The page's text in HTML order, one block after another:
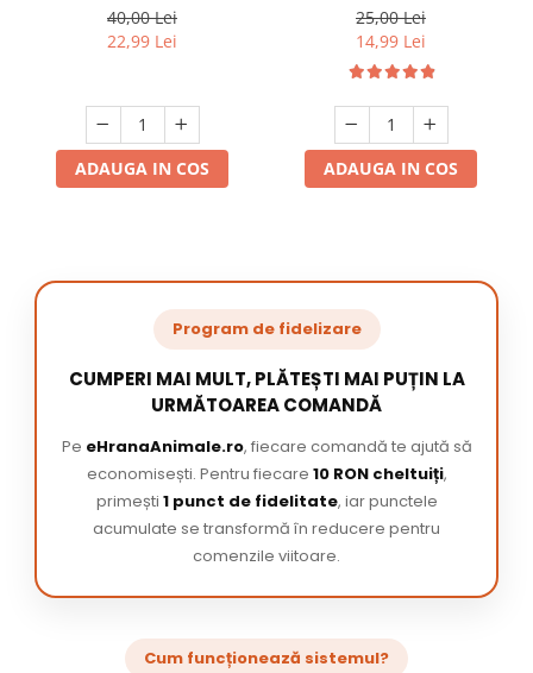
220 ml
40,00 Lei
22,99 Lei
ADAUGA IN COS
/ pachet
25,00 Lei
14,99 Lei
ADAUGA IN COS
Program de fidelizare
CUMPERI MAI MULT, PLĂTEȘTI MAI PUȚIN LA
URMĂTOAREA COMANDĂ
Pe eHranaAnimale.ro, fiecare comandă te ajută să
economisești. Pentru fiecare 10 RON cheltuiți,
primești 1 punct de fidelitate, iar punctele
acumulate se transformă în reducere pentru
comenzile viitoare.
Cum funcționează sistemul?